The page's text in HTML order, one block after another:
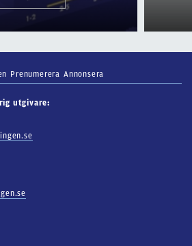
Prenumerera Annonsera
utgivare: